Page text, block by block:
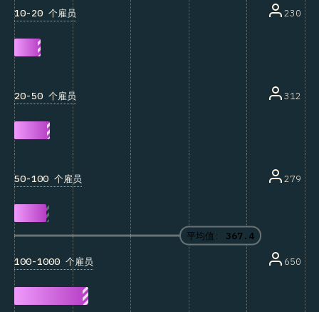
平均值: 367.4
10-20 个雇员 230
20-50 个雇员 312
50-100 个雇员 279
100-1000 个雇员 650